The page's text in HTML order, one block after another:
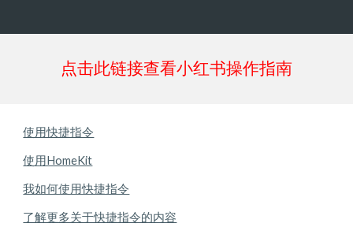
点击此链接查看小红书操作指南
使用快捷指令
使用HomeKit
我如何使用快捷指令
了解更多关于快捷指令的内容